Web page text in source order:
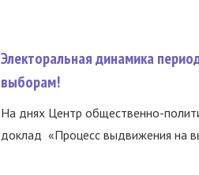
Электоральная динамика
выборам!
На днях Центр общественно-
доклад «Процесс выдвижения на